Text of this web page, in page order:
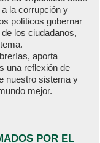
la corrupción y
políticos gobernar
los ciudadanos,
aporta
una reflexión de
nuestro sistema y
mejor.
POR EL